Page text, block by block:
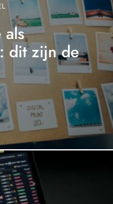
dit zijn de